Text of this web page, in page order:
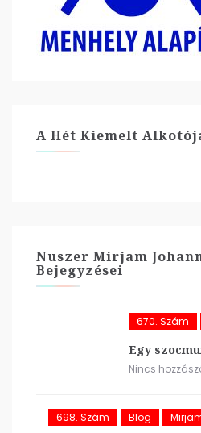
A Hét Kiemelt
Nuszer Mirjam
Bejegyzései
670. Szám
Egy
Nincs
698. Szám Blog